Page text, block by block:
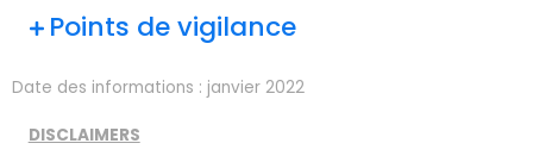
Points de vigilance
Date des informations : janvier 2022
DISCLAIMERS